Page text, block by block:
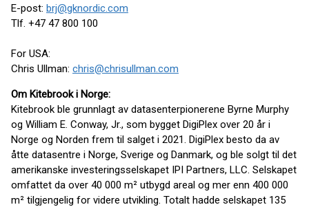
E-post: brj@gknordic.com
Tlf. +47 47 800 100
For USA:
Chris Ullman: chris@chrisullman.com
Om Kitebrook i Norge:
Kitebrook ble grunnlagt av datasenterpionerene Byrne Murphy
og William E. Conway, Jr., som bygget DigiPlex over 20 år i
Norge og Norden frem til salget i 2021. DigiPlex besto da av
åtte datasentre i Norge, Sverige og Danmark, og ble solgt til det
amerikanske investeringsselskapet IPI Partners, LLC. Selskapet
omfattet da over 40 000 m² utbygd areal og mer enn 400 000
m² tilgjengelig for videre utvikling. Totalt hadde selskapet 135